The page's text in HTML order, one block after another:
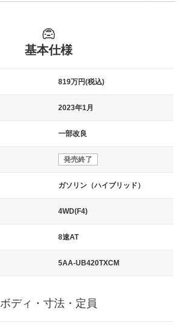
基本仕様
819万円(税込)
2023年1月
一部改良
発売終了
ガソリン（ハイブリッド）
4WD(F4)
8速AT
5AA-UB420TXCM
ボディ・寸法・定員